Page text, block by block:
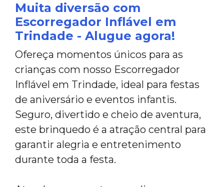
Muita diversão com
Escorregador Inflável em
Trindade - Alugue agora!
Ofereça momentos únicos para as
crianças com nosso Escorregador
Inflável em Trindade, ideal para festas
de aniversário e eventos infantis.
Seguro, divertido e cheio de aventura,
este brinquedo é a atração central para
garantir alegria e entretenimento
durante toda a festa.